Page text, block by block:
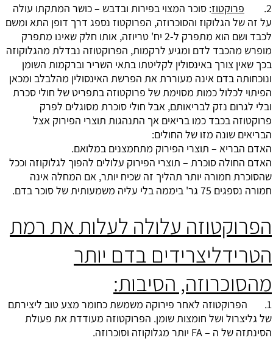
2.
פרוקטוז: סוכר המצוי בפירות ובדבש – כושר המתקתו עולה
על זה של הגלוקוז והסוכרוזה, הפרוקטוז נספג דרך דופן התא ומשם
לכבד ושם הוא מתפרק ל-2 יח' טריוזה, אותו חלק שאינו מתפרק
מופרש מהכבד לדם ומגיע לרקמות, הפרוקטוזה נבדלת מהגלוקוזה
בכך שאין צורך באינסולין לקליטתו בתאי השריר וברקמות השומן
ונוכחותה בדם אינה מעוררת את הפרשת האינסולין מהלבלב ומכאן
הפיתוי לכלול כמות מסוימת של פרוקטוזה בתפריט של חולי סכרת
ובלי לגרום נזק לבריאותם, אבל חולי סוכרת מסוגלים לפרק
פרוקטוזה בכבד כמו בריאים אך התנהגות תוצרי הפירוק אצל
הבריאים שונה מזו של החולים:
האדם הבריא – תוצרי הפירוק מתחמצנים במלואם.
האדם החולה סוכרת – תוצרי הפירוק עלולים להפוך לגלוקוזה וככל
שהסוכרת חמורה יותר תהליך זה שכיח יותר, אם המחלה אינה
חמורה נספגים 75 גר' ביממה בלי עליה משמעותית של סוכר בדם.
הפרוקטוזה עלולה לעלות את רמת
הטרידליצרידים בדם יותר
מהסוכרוזה, הסיבות:
1. הפרוקטוזה לאחר פירוקה משמשת כחומר מצע טוב ליצירתם
של גליצרול ושל חומצות שומן. הפרוקטוזה מעודדת את פעולת
הסינתזה של ה – FA יותר מגלוקוזה וסוכרוזה.